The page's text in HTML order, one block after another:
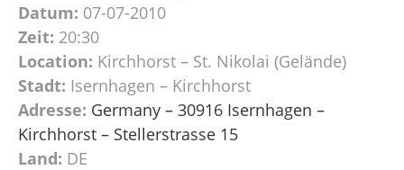
Datum: 07-07-2010
Zeit: 20:30
Location: Kirchhorst – St. Nikolai (Gelände)
Stadt: Isernhagen – Kirchhorst
Adresse: Germany – 30916 Isernhagen –
Kirchhorst – Stellerstrasse 15
Land: DE